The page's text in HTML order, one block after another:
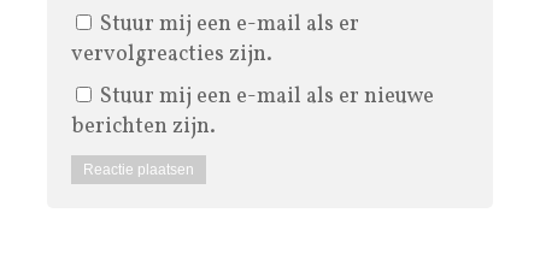
Stuur mij een e-mail als er
vervolgreacties zijn.
Stuur mij een e-mail als er nieuwe
berichten zijn.